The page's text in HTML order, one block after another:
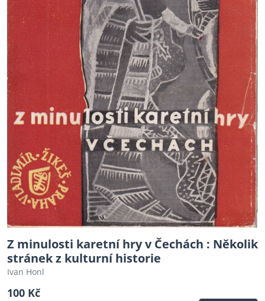
Z minulosti karetní hry v Čechách : Několik
stránek z kulturní historie
Ivan Honl
100 Kč